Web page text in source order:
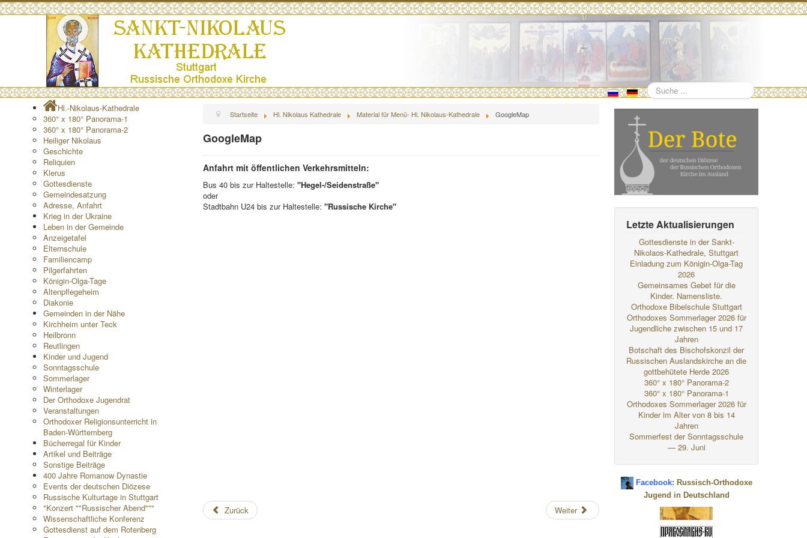
Suchen
Hl.-Nikolaus-Kathedrale
360° x 180° Panorama-1
360° x 180° Panorama-2
Heiliger Nikolaus
Geschichte
Reliquien
Klerus
Gottesdienste
Gemeindesatzung
Adresse, Anfahrt
Krieg in der Ukraine
Leben in der Gemeinde
Anzeigetafel
Elternschule
Familiencamp
Pilgerfahrten
Königin-Olga-Tage
Altenpflegeheim
Diakonie
Gemeinden in der Nähe
Kirchheim unter Teck
Heilbronn
Reutlingen
Kinder und Jugend
Sonntagsschule
Sommerlager
Winterlager
Der Orthodoxe Jugendrat
Veranstaltungen
Orthodoxer Religionsunterricht in
Baden-Württemberg
Bücherregal für Kinder
Artikel und Beiträge
Sonstige Beiträge
400 Jahre Romanow Dynastie
Events der deutschen Diözese
Russische Kulturtage in Stuttgart
"Konzert ""Russischer Abend"""
Wissenschaftliche Konferenz
Gottesdienst auf dem Rotenberg
Startseite Hl. Nikolaus Kathedrale Material für Menü- Hl. Nikolaus-Kathedrale GoogleMap
GoogleMap
Anfahrt mit öffentlichen Verkehrsmitteln:
Bus 40 bis zur Haltestelle: "Hegel-/Seidenstraße"
oder
Stadtbahn U24 bis zur Haltestelle: "Russische Kirche"
Zurück Weiter
Letzte Aktualisierungen
Gottesdienste in der Sankt-
Nikolaos-Kathedrale, Stuttgart
Einladung zum Königin-Olga-Tag
2026
Gemeinsames Gebet für die
Kinder. Namensliste.
Orthodoxe Bibelschule Stuttgart
Orthodoxes Sommerlager 2026 für
Jugendliche zwischen 15 und 17
Jahren
Botschaft des Bischofskonzil der
Russischen Auslandskirche an die
gottbehütete Herde 2026
360° x 180° Panorama-2
360° x 180° Panorama-1
Orthodoxes Sommerlager 2026 für
Kinder im Alter von 8 bis 14
Jahren
Sommerfest der Sonntagsschule
— 29. Juni
Facebook: Russisch-Orthodoxe
Jugend in Deutschland